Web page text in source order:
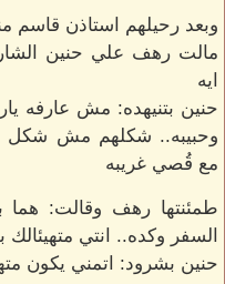
وبعد رحيلهم استاذن قاسم
مالت رهف علي حنين
ايه
حنين بتنيهده: مش عارفه
وحبيبه.. شكلهم مش شكل
مع قُصي غريبه
طمئنتها رهف وقالت:
السفر وكده.. انتي
حنين بشرود: اتمني يكون